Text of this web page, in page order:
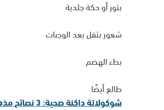
بثور أو حكة جلدية
شعور بثقل بعد الوجبات
بطء الهضم
طالع أيضًا
شوكولاتة داكنة صحية: 3 نصائح مذهلة لاختيار أفضل أنواع الكاكاو